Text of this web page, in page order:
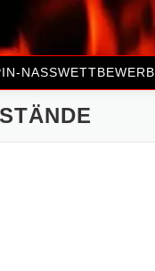
NASSWETTBEWERB